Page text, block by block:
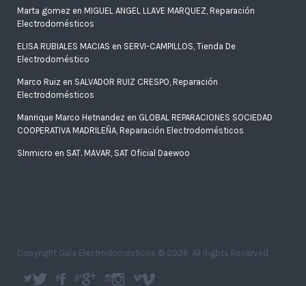
Marta gomez en MIGUEL ANGEL LLAVE MARQUEZ, Reparación
Electrodomésticos
ELISA RUBIALES MACIAS en SERVI-CAMPILLOS, Tienda De
Electrodoméstico
Marco Ruiz en SALVADOR RUIZ CRESPO, Reparación
Electrodomésticos
Manrique Marco Hetnandez en GLOBAL REPARACIONES SOCIEDAD
COOPERATIVA MADRILEÑA, Reparación Electrodomésticos
SInmicro en SAT. MAVAR, SAT Oficial Daewoo
Copyright Guía Electrodomésticos © 2026. All Rights Reserved